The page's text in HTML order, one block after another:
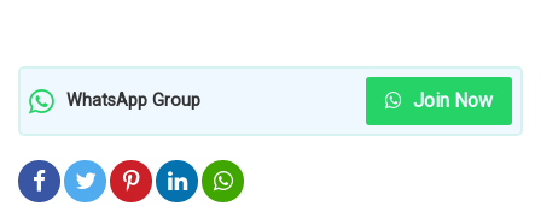
WhatsApp Group Join Now